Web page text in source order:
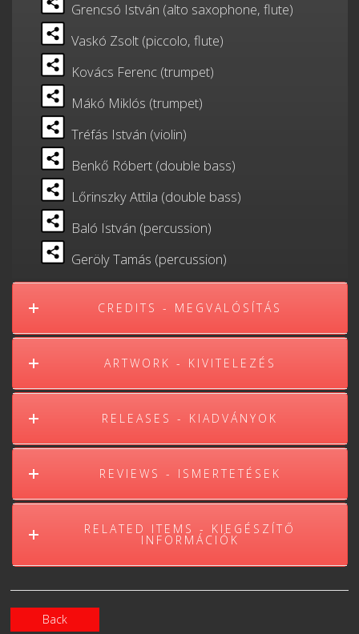
Grencsó István (alto saxophone, flute)
Vaskó Zsolt (piccolo, flute)
Kovács Ferenc (trumpet)
Mákó Miklós (trumpet)
Tréfás István (violin)
Benkő Róbert (double bass)
Lőrinszky Attila (double bass)
Baló István (percussion)
Geröly Tamás (percussion)
CREDITS - MEGVALÓSÍTÁS
ARTWORK - KIVITELEZÉS
RELEASES - KIADVÁNYOK
REVIEWS - ISMERTETÉSEK
RELATED ITEMS - KIEGÉSZÍTŐ
INFORMÁCIÓK
Back